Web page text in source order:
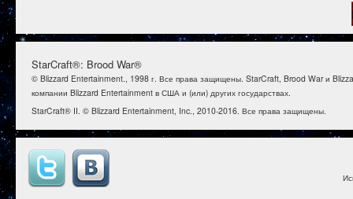
StarCraft®: Brood War®
© Blizzard Entertainment., 1998 г. Все права защищены. StarCraft, Brood War и
компании Blizzard Entertainment в США и (или) других государствах.
StarCraft® II. © Blizzard Entertainment, Inc., 2010-2016. Все права защищены.